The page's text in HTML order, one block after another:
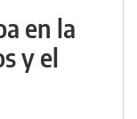
en la
y el